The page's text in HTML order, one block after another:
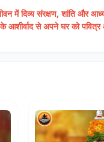
में दिव्य संरक्षण, शांति और
के आशीर्वाद से अपने घर को